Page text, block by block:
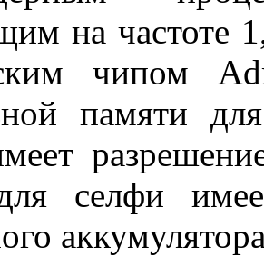
на частоте
чипом
памяти
селфи